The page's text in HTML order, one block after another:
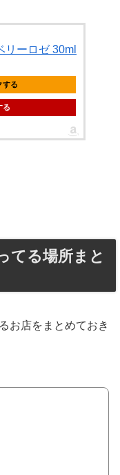
リーロゼ 30ml
する
る
てる場所まと
お店をまとめておき